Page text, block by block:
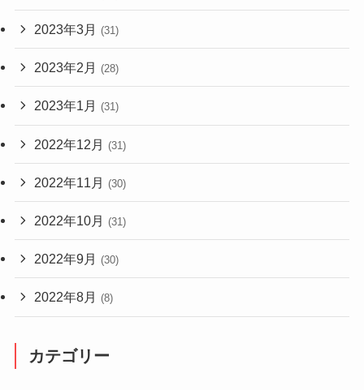
2023年3月 (31)
2023年2月 (28)
2023年1月 (31)
2022年12月 (31)
2022年11月 (30)
2022年10月 (31)
2022年9月 (30)
2022年8月 (8)
カテゴリー